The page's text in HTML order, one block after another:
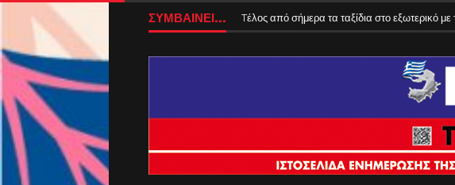
ΣΥΜΒΑΙΝΕΙ... Αυξάνονται από 1η Αυγούστου τα εισιτήρια